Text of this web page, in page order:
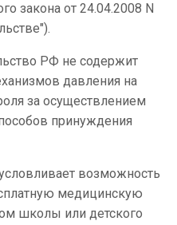
закона от 24.04.2008 N
РФ не содержит
давления на
за осуществлением
принуждения
возможность
медицинскую
школы или детского